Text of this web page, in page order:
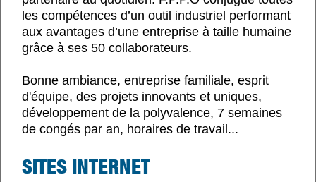
les compétences d’un outil industriel performant
aux avantages d’une entreprise à taille humaine
grâce à ses 50 collaborateurs.
Bonne ambiance, entreprise familiale, esprit
d'équipe, des projets innovants et uniques,
développement de la polyvalence, 7 semaines
de congés par an, horaires de travail...
SITES INTERNET